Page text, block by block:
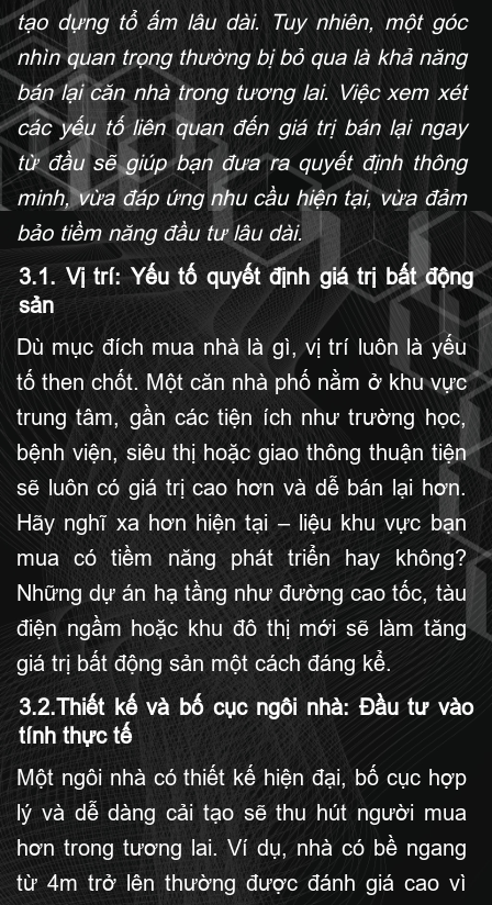
tạo dựng tổ ấm lâu dài. Tuy nhiên, một góc
nhìn quan trọng thường bị bỏ qua là khả năng
bán lại căn nhà trong tương lai. Việc xem xét
các yếu tố liên quan đến giá trị bán lại ngay
từ đầu sẽ giúp bạn đưa ra quyết định thông
minh, vừa đáp ứng nhu cầu hiện tại, vừa đảm
bảo tiềm năng đầu tư lâu dài.
3.1. Vị trí: Yếu tố quyết định giá trị bất động
sản
Dù mục đích mua nhà là gì, vị trí luôn là yếu
tố then chốt. Một căn nhà phố nằm ở khu vực
trung tâm, gần các tiện ích như trường học,
bệnh viện, siêu thị hoặc giao thông thuận tiện
sẽ luôn có giá trị cao hơn và dễ bán lại hơn.
Hãy nghĩ xa hơn hiện tại – liệu khu vực bạn
mua có tiềm năng phát triển hay không?
Những dự án hạ tầng như đường cao tốc, tàu
điện ngầm hoặc khu đô thị mới sẽ làm tăng
giá trị bất động sản một cách đáng kể.
3.2.Thiết kế và bố cục ngôi nhà: Đầu tư vào
tính thực tế
Một ngôi nhà có thiết kế hiện đại, bố cục hợp
lý và dễ dàng cải tạo sẽ thu hút người mua
hơn trong tương lai. Ví dụ, nhà có bề ngang
từ 4m trở lên thường được đánh giá cao vì